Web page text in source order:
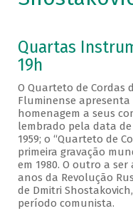
Quartas
19h
O Quarteto de Cordas
Fluminense apresenta
homenagem a seus
lembrado pela data
1959; o “Quarteto de
primeira gravação
em 1980. O outro a
anos da Revolução
de Dmitri
período comunista.